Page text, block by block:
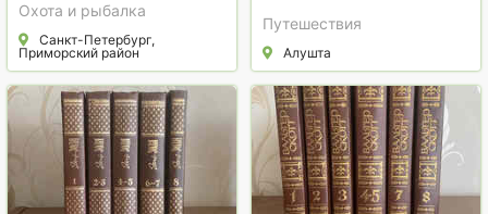
Охота и рыбалка
Санкт-Петербург,
Приморский район
Путешествия
Алушта